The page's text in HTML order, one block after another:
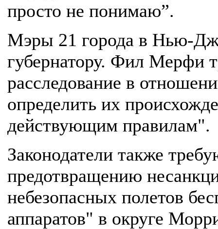
просто не понимаю”.
Мэры 21 города в Нью-
губернатору. Фил Мерфи
расследование в
определить их
действующим правилам".
Законодатели также
предотвращению
небезопасных полетов
аппаратов" в округе